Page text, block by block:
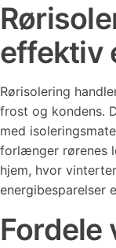
effektiv
Rørisolering
frost og kondens.
med
forlænger rørenes
hjem, hvor
energibesparelser
Fordele